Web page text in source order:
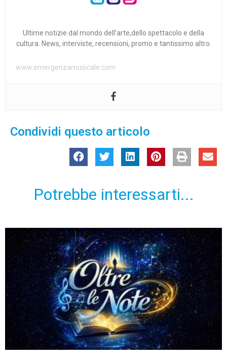
Ultime notizie dal mondo dell’arte,dello spettacolo e della
cultura. News, interviste, recensioni, promo e tantissimo altro.
www.emergenzamusicale.com
Condividi questo articolo
Potrebbe interessarti...